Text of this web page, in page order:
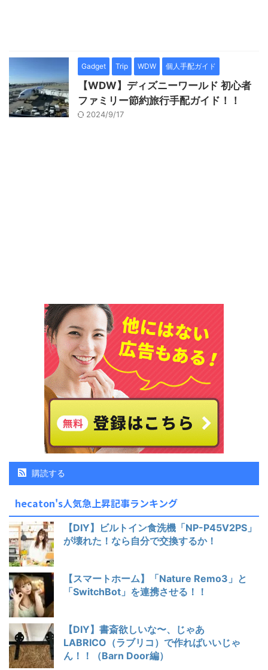
Gadget Trip WDW 個人手配ガイド
【WDW】ディズニーワールド 初心者
ファミリー節約旅行手配ガイド！！
2024/9/17
購読する
hecaton's人気急上昇記事ランキング
【DIY】ビルトイン食洗機「NP-P45V2PS」
が壊れた！なら自分で交換するか！
【スマートホーム】「Nature Remo3」と
「SwitchBot」を連携させる！！
【DIY】書斎欲しいな〜、じゃあ
LABRICO（ラブリコ）で作ればいいじゃ
ん！！（Barn Door編）